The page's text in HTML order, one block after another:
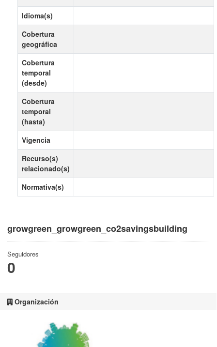
growgreen_growgreen_co2savingsbuilding
Seguidores
0
Organización
Idioma(s)
Cobertura
geográfica
Cobertura
temporal
(desde)
Cobertura
temporal
(hasta)
Vigencia
Recurso(s)
relacionado(s)
Normativa(s)